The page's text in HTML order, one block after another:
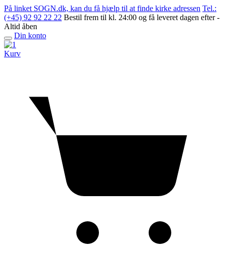
Skip
to
content
På linket SOGN.dk, kan du få hjælp til at finde kirke adressen Tel.:
(+45) 92 92 22 22 Bestil frem til kl. 24:00 og få leveret dagen efter -
Altid åben
Open
menu
Din konto
Kurv